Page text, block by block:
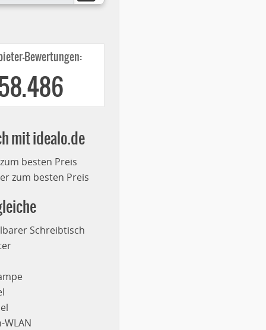
Bewertungen:
mit idealo.de
besten Preis
zum besten Preis
Schreibtisch